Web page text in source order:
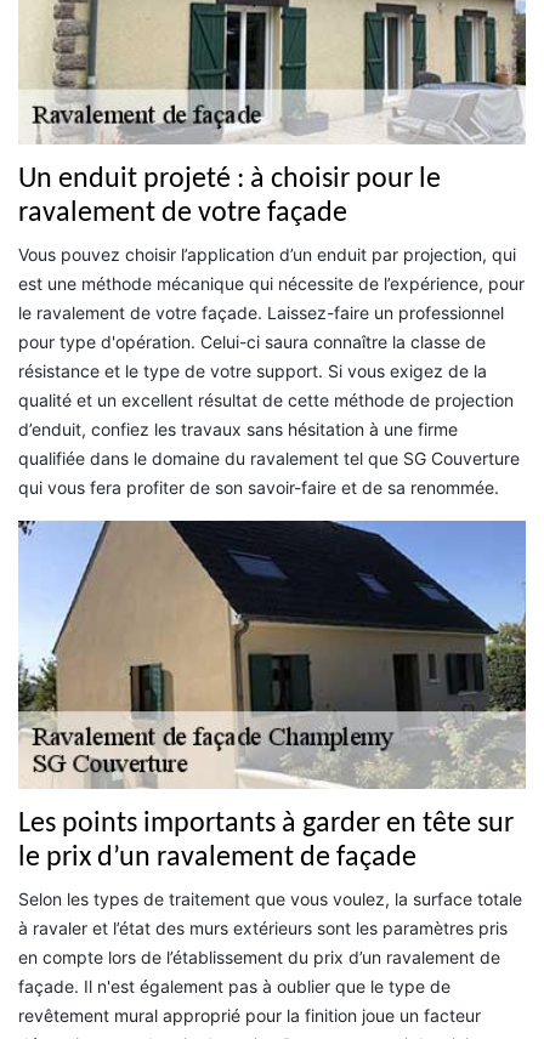
Un enduit projeté : à choisir pour le
ravalement de votre façade
Vous pouvez choisir l’application d’un enduit par projection, qui
est une méthode mécanique qui nécessite de l’expérience, pour
le ravalement de votre façade. Laissez-faire un professionnel
pour type d'opération. Celui-ci saura connaître la classe de
résistance et le type de votre support. Si vous exigez de la
qualité et un excellent résultat de cette méthode de projection
d’enduit, confiez les travaux sans hésitation à une firme
qualifiée dans le domaine du ravalement tel que SG Couverture
qui vous fera profiter de son savoir-faire et de sa renommée.
Les points importants à garder en tête sur
le prix d’un ravalement de façade
Selon les types de traitement que vous voulez, la surface totale
à ravaler et l’état des murs extérieurs sont les paramètres pris
en compte lors de l’établissement du prix d’un ravalement de
façade. Il n'est également pas à oublier que le type de
revêtement mural approprié pour la finition joue un facteur